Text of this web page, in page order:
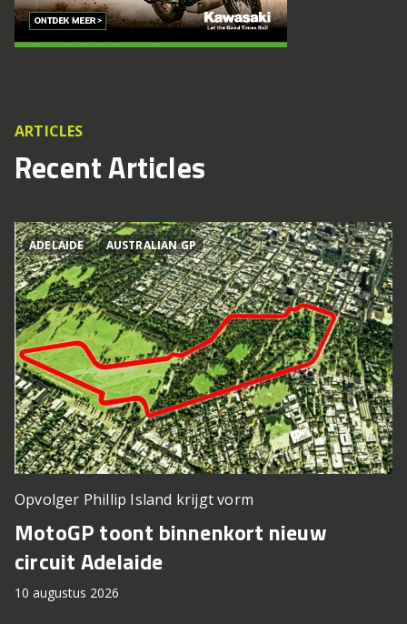
ARTICLES
Recent Articles
ADELAIDE AUSTRALIAN GP
Opvolger Phillip Island krijgt vorm
MotoGP toont binnenkort nieuw
circuit Adelaide
10 augustus 2026